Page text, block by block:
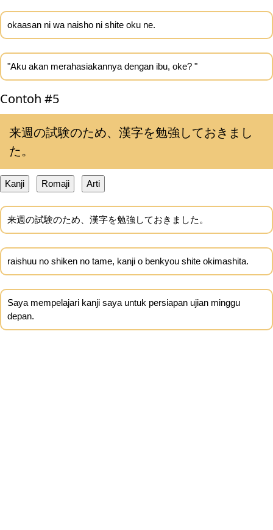
okaasan ni wa naisho ni shite oku ne.
"Aku akan merahasiakannya dengan ibu, oke? "
Contoh #5
来週の試験のため、漢字を勉強しておきまし
た。
Kanji Romaji Arti
来週の試験のため、漢字を勉強しておきました。
raishuu no shiken no tame, kanji o benkyou shite okimashita.
Saya mempelajari kanji saya untuk persiapan ujian minggu
depan.